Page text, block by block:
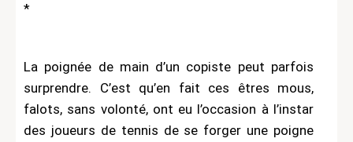
*
La poignée de main d’un copiste peut parfois
surprendre. C’est qu’en fait ces êtres mous,
falots, sans volonté, ont eu l’occasion à l’instar
des joueurs de tennis de se forger une poigne